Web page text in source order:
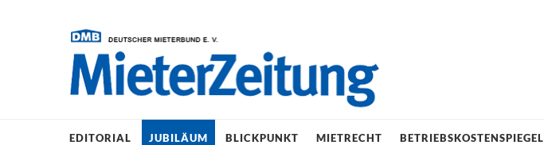
EDITORIAL JUBILÄUM BLICKPUNKT MIETRECHT BETRIEBSKOSTENSPIEGEL